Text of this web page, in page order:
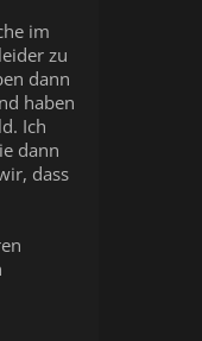
im
zu
dann
haben
Ich
dann
dass